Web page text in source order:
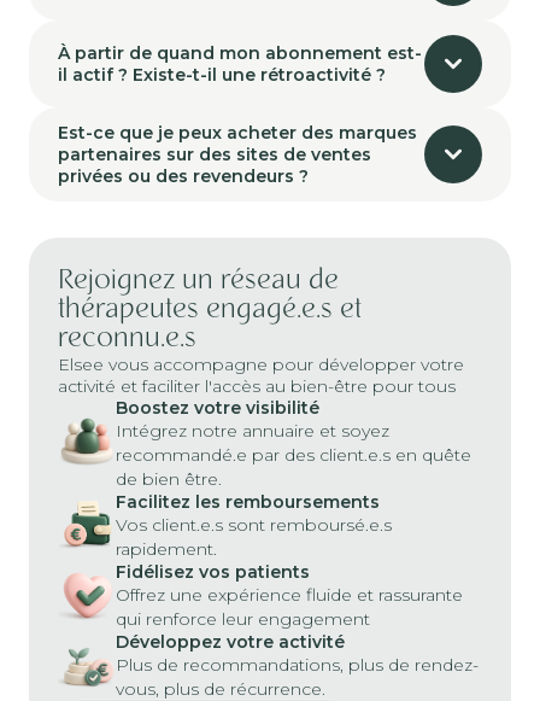
À partir de quand mon abonnement est-
il actif ? Existe-t-il une rétroactivité ?
Est-ce que je peux acheter des marques
partenaires sur des sites de ventes
privées ou des revendeurs ?
Rejoignez un réseau de
thérapeutes engagé.e.s et
reconnu.e.s
Elsee vous accompagne pour développer votre
activité et faciliter l'accès au bien-être pour tous
Boostez votre visibilité
Intégrez notre annuaire et soyez
recommandé.e par des client.e.s en quête
de bien être.
Facilitez les remboursements
Vos client.e.s sont remboursé.e.s
rapidement.
Fidélisez vos patients
Offrez une expérience fluide et rassurante
qui renforce leur engagement
Développez votre activité
Plus de recommandations, plus de rendez-
vous, plus de récurrence.